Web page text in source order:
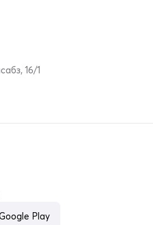
16/1
Play